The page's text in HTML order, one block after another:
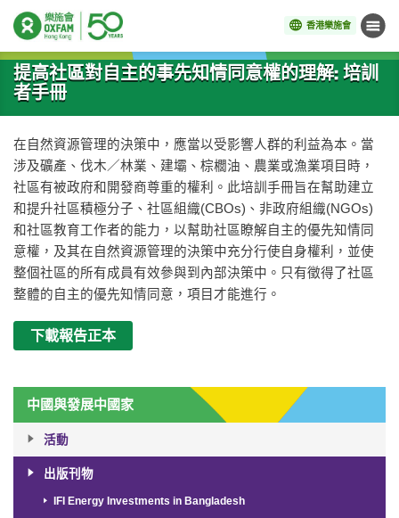
香港樂施會 目錄
開始主要內容
提高社區對自主的事先知情同意權的理解: 培訓
者手冊
中國與發展中國家
活動
出版刊物
IFI Energy Investments in Bangladesh
在自然資源管理的決策中，應當以受影響人群的利益為本。當
涉及礦產、伐木／林業、建壩、棕櫚油、農業或漁業項目時，
社區有被政府和開發商尊重的權利。此培訓手冊旨在幫助建立
和提升社區積極分子、社區組織(CBOs)、非政府組織(NGOs)
和社區教育工作者的能力，以幫助社區瞭解自主的優先知情同
意權，及其在自然資源管理的決策中充分行使自身權利，並使
整個社區的所有成員有效參與到內部決策中。只有徵得了社區
整體的自主的優先知情同意，項目才能進行。
下載報告正本